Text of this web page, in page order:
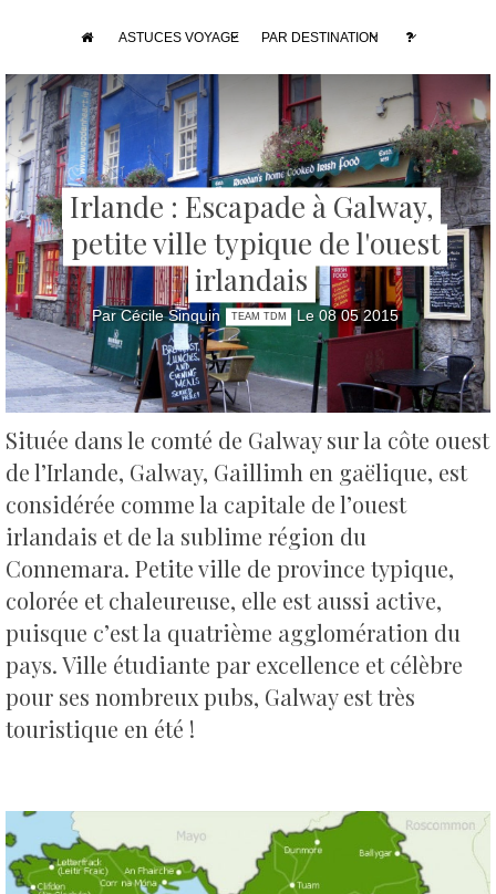
ASTUCES VOYAGE PAR DESTINATION
Irlande : Escapade à Galway,
petite ville typique de l'ouest
irlandais
Par Cécile Sinquin TEAM TDM Le 08 05 2015
Située dans le comté de Galway sur la côte ouest
de l’Irlande, Galway, Gaillimh en gaëlique, est
considérée comme la capitale de l’ouest
irlandais et de la sublime région du
Connemara. Petite ville de province typique,
colorée et chaleureuse, elle est aussi active,
puisque c’est la quatrième agglomération du
pays. Ville étudiante par excellence et célèbre
pour ses nombreux pubs, Galway est très
touristique en été !